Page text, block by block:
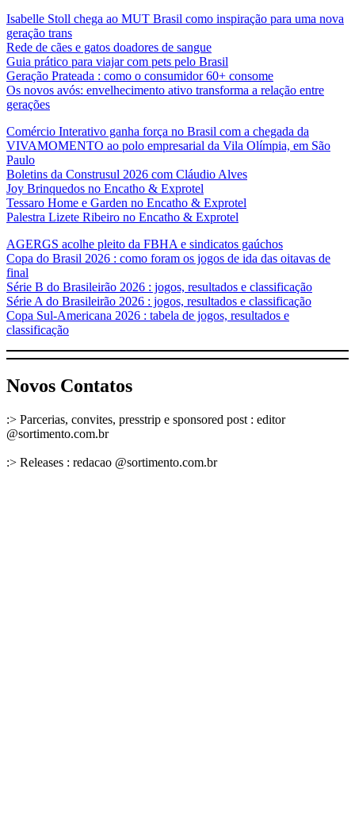
Isabelle Stoll chega ao MUT Brasil como inspiração para uma nova
geração trans
Rede de cães e gatos doadores de sangue
Guia prático para viajar com pets pelo Brasil
Geração Prateada : como o consumidor 60+ consome
Os novos avós: envelhecimento ativo transforma a relação entre
gerações
Comércio Interativo ganha força no Brasil com a chegada da
VIVAMOMENTO ao polo empresarial da Vila Olímpia, em São
Paulo
Boletins da Construsul 2026 com Cláudio Alves
Joy Brinquedos no Encatho & Exprotel
Tessaro Home e Garden no Encatho & Exprotel
Palestra Lizete Ribeiro no Encatho & Exprotel
AGERGS acolhe pleito da FBHA e sindicatos gaúchos
Copa do Brasil 2026 : como foram os jogos de ida das oitavas de
final
Série B do Brasileirão 2026 : jogos, resultados e classificação
Série A do Brasileirão 2026 : jogos, resultados e classificação
Copa Sul-Americana 2026 : tabela de jogos, resultados e
classificação
Novos Contatos
:> Parcerias, convites, presstrip e sponsored post : editor
@sortimento.com.br
:> Releases : redacao @sortimento.com.br